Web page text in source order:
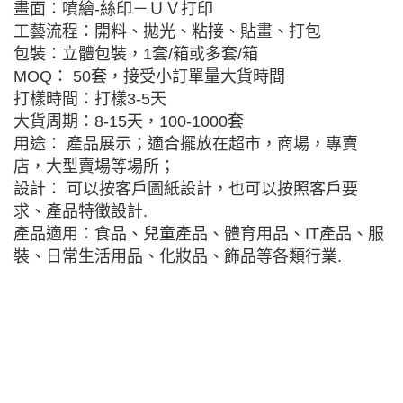
畫面：噴繪-絲印－ＵＶ打印
工藝流程：開料、拋光、粘接、貼畫、打包
包裝：立體包裝，1套/箱或多套/箱
MOQ： 50套，接受小訂單量大貨時間
打樣時間：打樣3-5天
大貨周期：8-15天，100-1000套
用途： 產品展示；適合擺放在超市，商場，專賣
店，大型賣場等場所；
設計： 可以按客戶圖紙設計，也可以按照客戶要
求、產品特徵設計.
產品適用：食品、兒童產品、體育用品、IT產品、服
裝、日常生活用品、化妝品、飾品等各類行業.